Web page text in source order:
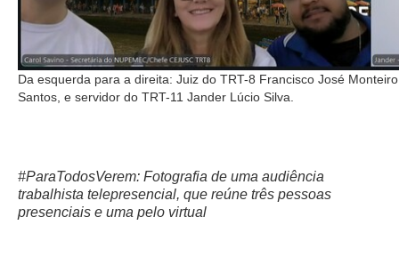
Da esquerda para a direita: Juiz do TRT-8 Francisco José
Santos, e servidor do TRT-11 Jander Lúcio Silva.
#ParaTodosVerem: Fotografia de uma audiência
trabalhista telepresencial, que reúne três pessoas
presenciais e uma pelo virtual